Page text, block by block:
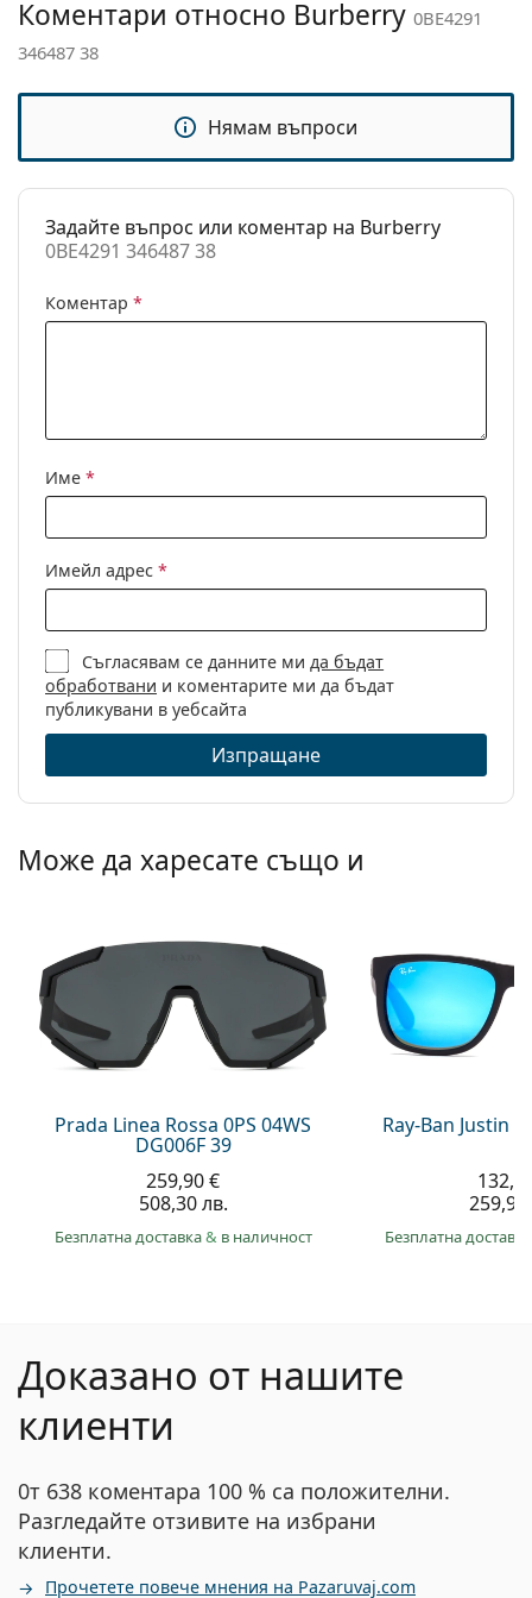
Кутия:
Да
почистване:
Категория:
Марка:
Burberry
Предназначение:
Коментари относно Burberry 0BE4291
346487 38
Нямам въпроси
Задайте въпрос или коментар на Burberry
0BE4291 346487 38
Коментар *
Име *
Имейл адрес *
Съгласявам се данните ми да бъдат
обработвани и коментарите ми да бъдат
публикувани в уебсайта
Изпращане
Може да харесате също и
Prada Linea Rossa 0PS 04WS
DG006F 39
259,90 €
508,30 лв.
Безплатна доставка& в наличност
Ray-Ban Justin
Безплатна
Доказано от нашите
клиенти
0т 638 коментара 100 % са положителни.
Разгледайте отзивите на избрани
клиенти.
Прочетете повече мнения на Pazaruvaj.com